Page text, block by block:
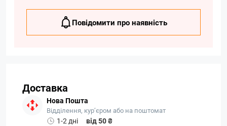
Повідомити про наявність
Доставка
Нова Пошта
Відділення, кур’єром або на поштомат
1-2 дні
від 50 ₴